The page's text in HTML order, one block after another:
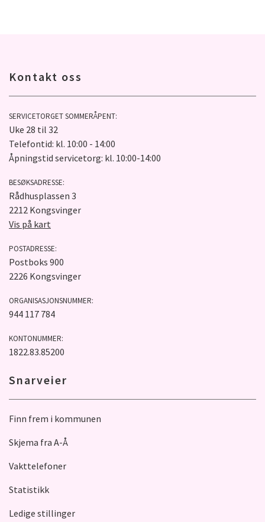
Kontakt oss
SERVICETORGET SOMMERÅPENT:
Uke 28 til 32
Telefontid: kl. 10:00 - 14:00
Åpningstid servicetorg: kl. 10:00-14:00
BESØKSADRESSE:
Rådhusplassen 3
2212 Kongsvinger
Vis på kart
POSTADRESSE:
Postboks 900
2226 Kongsvinger
ORGANISASJONSNUMMER:
944 117 784
KONTONUMMER:
1822.83.85200
Snarveier
Finn frem i kommunen
Skjema fra A-Å
Vakttelefoner
Statistikk
Ledige stillinger